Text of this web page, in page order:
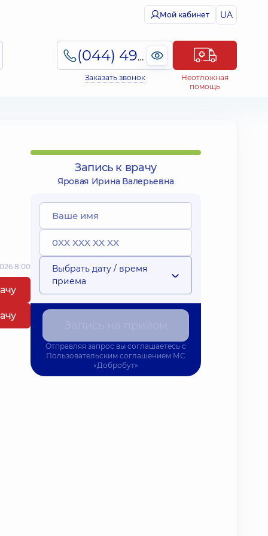
Мой кабинет UA
(044) 495-2-888
Заказать звонок
Неотложная
помощь
8:00
Запись к врачу
Яровая Ирина Валерьевна
Выбрать дату / время
приема
Отправляя запрос вы соглашаетесь с
Пользовательским соглашением МС
«Добробут»